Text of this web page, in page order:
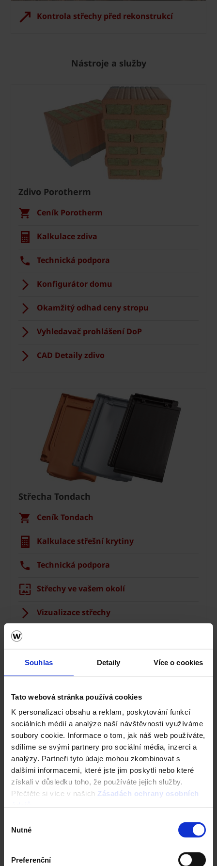
Souhlas Detaily Více o cookies
Tato webová stránka používá cookies
K personalizaci obsahu a reklam, poskytování funkcí
sociálních médií a analýze naší návštěvnosti využíváme
soubory cookie. Informace o tom, jak náš web používáte,
sdílíme se svými partnery pro sociální média, inzerci a
analýzy. Partneři tyto údaje mohou zkombinovat s
dalšími informacemi, které jste jim poskytli nebo které
získali v důsledku toho, že používáte jejich služby.
Přečtěte si více v našich Zásadách ochrany osobních
souhlasu
Nutné
Preferenční
Kontrola střechy před rekonstrukcí
Nástroje a služby
Zdivo Porotherm
Ceník Porotherm
Kalkulace zdiva
Technická podpora
Konfigurátor domu
Okamžitý odhad ceny stropu
Vyhledavač prohlášení DoP
CAD Detaily zdivo
Střecha Tondach
Ceník Tondach
Kalkulace střešní krytiny
Technická podpora
Střechy ve vašem okolí
Vizualizace střechy
CAD Detaily střecha